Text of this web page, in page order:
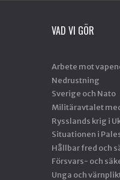
VAD VI GÖR
Arbete mot
Nedrustning
Sverige och Nato
Militäravtalet
Rysslands krig i
Situationen i
Hållbar fred och
Försvars- och
Unga och